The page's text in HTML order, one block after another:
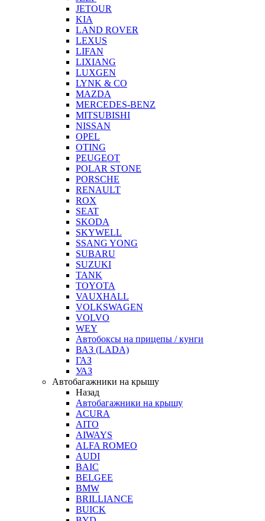
JETOUR
KIA
LAND ROVER
LEXUS
LIFAN
LIXIANG
LUXGEN
LYNK & CO
MAZDA
MERCEDES-BENZ
MITSUBISHI
NISSAN
OPEL
OTING
PEUGEOT
POLAR STONE
PORSCHE
RENAULT
ROX
SEAT
SKODA
SKYWELL
SSANG YONG
SUBARU
SUZUKI
TANK
TOYOTA
VAUXHALL
VOLKSWAGEN
VOLVO
WEY
Автобоксы на прицепы / кунги
ВАЗ (LADA)
ГАЗ
УАЗ
Автобагажники на крышу
Назад
Автобагажники на крышу
ACURA
AITO
AIWAYS
ALFA ROMEO
AUDI
BAIC
BELGEE
BMW
BRILLIANCE
BUICK